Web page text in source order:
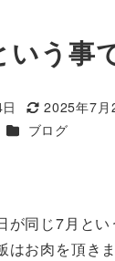
いう事
更新日
2025年7月
カテゴリー
ブログ
が同じ7月と
はお肉を頂きま